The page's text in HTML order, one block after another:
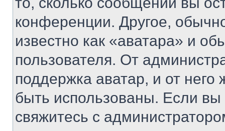
конференции. Другое,
известно как «аватара» и
пользователя. От
поддержка аватар, и от него
быть использованы. Если
свяжитесь с